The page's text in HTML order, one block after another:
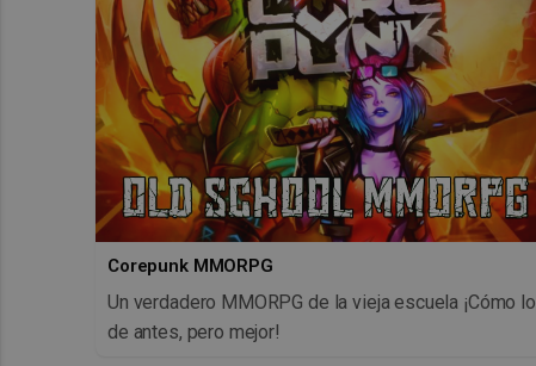
Corepunk MMORPG
Un verdadero MMORPG de la vieja escuela ¡Cómo
de antes, pero mejor!